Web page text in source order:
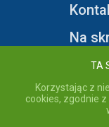
Na
copyright © 2020
TA
Korzystając z
cookies, zgodnie